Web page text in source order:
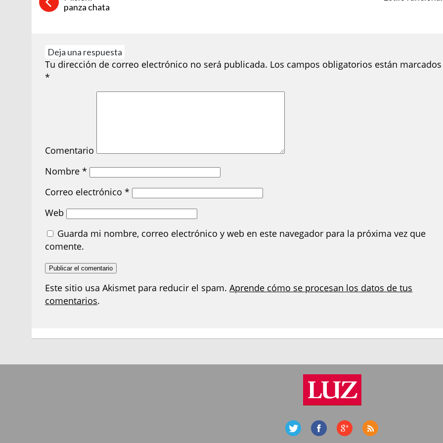
panza chata
Deja una respuesta
Tu dirección de correo electrónico no será publicada. Los campos obligatorios están
*
Comentario
Nombre*
Correo electrónico*
Web
Guarda mi nombre, correo electrónico y web en este navegador para la próxima vez que
comente.
Este sitio usa Akismet para reducir el spam.Aprende cómo se procesan los datos de tus
comentarios.